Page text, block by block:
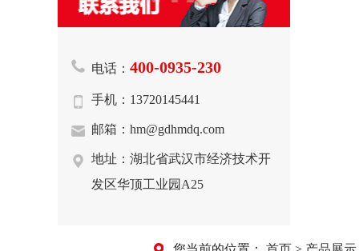
电话： 400-0935-230
手机：13720145441
邮箱：hm@gdhmdq.com
地址：湖北省武汉市经济技术开
发区华顶工业园A25